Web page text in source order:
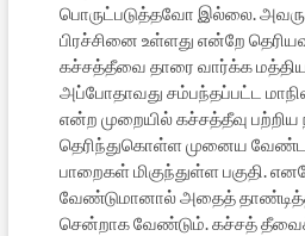
பொருட்படுத்தவோ இல்லை.
பிரச்சினை உள்ளது என்றே
கச்சத்தீவை தாரை வார்க்க மத்திய
அப்போதாவது சம்பந்தப்பட்ட
என்ற முறையில் கச்சத்தீவு
தெரிந்துகொள்ள முனைய
பாறைகள் மிகுந்துள்ள பகுதி.
வேண்டுமானால் அதைத்
சென்றாக வேண்டும். கச்சத்